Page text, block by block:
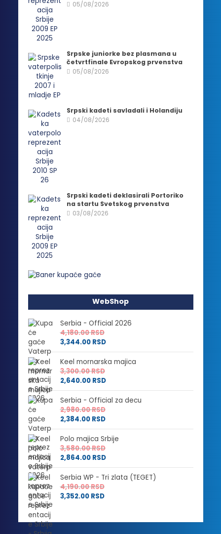
05/08/2026
Srpske juniorke bez plasmana u
četvrtfinale Evropskog prvenstva
05/08/2026
Srpski kadeti savladali i Holandiju
04/08/2026
Srpski kadeti deklasirali Portoriko
na startu Svetskog prvenstva
03/08/2026
WebShop
Serbia - Official 2026
4,180.00RSD
3,344.00 RSD
Keel mornarska majica
3,300.00RSD
2,640.00 RSD
Serbia - Official za decu
2,980.00RSD
2,384.00 RSD
Polo majica Srbije
3,580.00RSD
2,864.00 RSD
Serbia WP - Tri zlata (TEGET)
4,190.00RSD
3,352.00 RSD